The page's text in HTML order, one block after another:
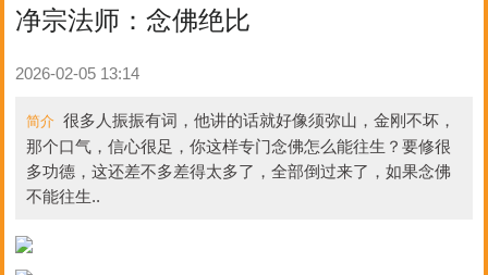
净宗法师：念佛绝比
2026-02-05 13:14
简介 很多人振振有词，他讲的话就好像须弥山，金刚不坏，
那个口气，信心很足，你这样专门念佛怎么能往生？要修很
多功德，这还差不多差得太多了，全部倒过来了，如果念佛
不能往生..